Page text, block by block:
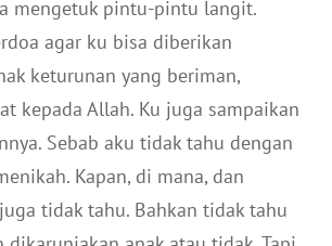
mengetuk pintu-pintu langit.
agar ku bisa diberikan
keturunan yang beriman,
kepada Allah. Ku juga sampaikan
Sebab aku tidak tahu dengan
Kapan, di mana, dan
tidak tahu. Bahkan tidak tahu